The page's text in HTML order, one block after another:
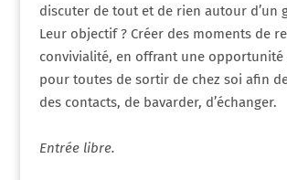
discuter de tout et de rien autour d’un
Leur objectif ? Créer des moments de
convivialité, en offrant une
pour toutes de sortir de chez soi afin
des contacts, de bavarder, d’échanger.
Entrée libre.